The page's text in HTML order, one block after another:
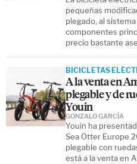
pequeñas
plegado, al
componentes
precio bastante
BICICLETAS
A la venta en
plegable y de
Youin
Youin ha
Sea Otter Europe
plegable con
está a la venta en
GONZALO GARCÍA